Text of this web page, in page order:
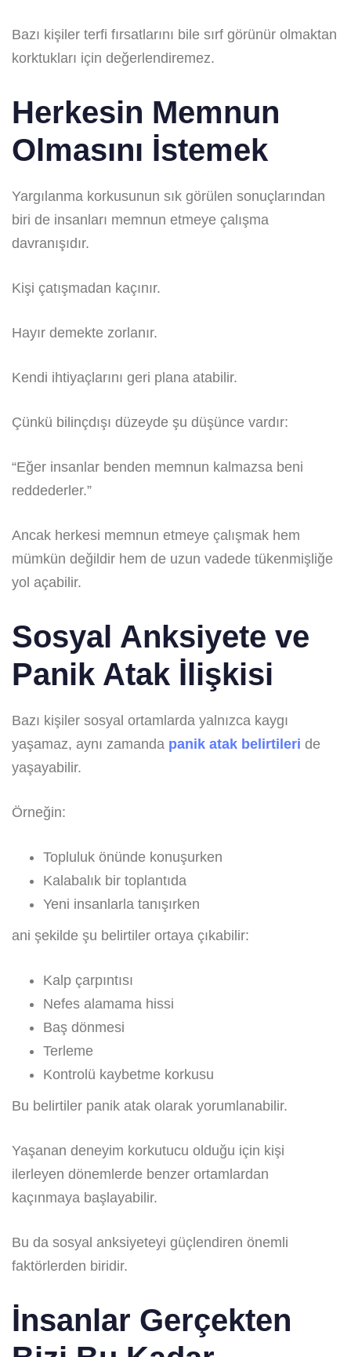
Bazı kişiler terfi fırsatlarını bile sırf görünür olmaktan
korktukları için değerlendiremez.
Herkesin Memnun
Olmasını İstemek
Yargılanma korkusunun sık görülen sonuçlarından
biri de insanları memnun etmeye çalışma
davranışıdır.
Kişi çatışmadan kaçınır.
Hayır demekte zorlanır.
Kendi ihtiyaçlarını geri plana atabilir.
Çünkü bilinçdışı düzeyde şu düşünce vardır:
“Eğer insanlar benden memnun kalmazsa beni
reddederler.”
Ancak herkesi memnun etmeye çalışmak hem
mümkün değildir hem de uzun vadede tükenmişliğe
yol açabilir.
Sosyal Anksiyete ve
Panik Atak İlişkisi
Bazı kişiler sosyal ortamlarda yalnızca kaygı
yaşamaz, aynı zamanda panik atak belirtileri de
yaşayabilir.
Örneğin:
Topluluk önünde konuşurken
Kalabalık bir toplantıda
Yeni insanlarla tanışırken
ani şekilde şu belirtiler ortaya çıkabilir:
Kalp çarpıntısı
Nefes alamama hissi
Baş dönmesi
Terleme
Kontrolü kaybetme korkusu
Bu belirtiler panik atak olarak yorumlanabilir.
Yaşanan deneyim korkutucu olduğu için kişi
ilerleyen dönemlerde benzer ortamlardan
kaçınmaya başlayabilir.
Bu da sosyal anksiyeteyi güçlendiren önemli
faktörlerden biridir.
İnsanlar Gerçekten